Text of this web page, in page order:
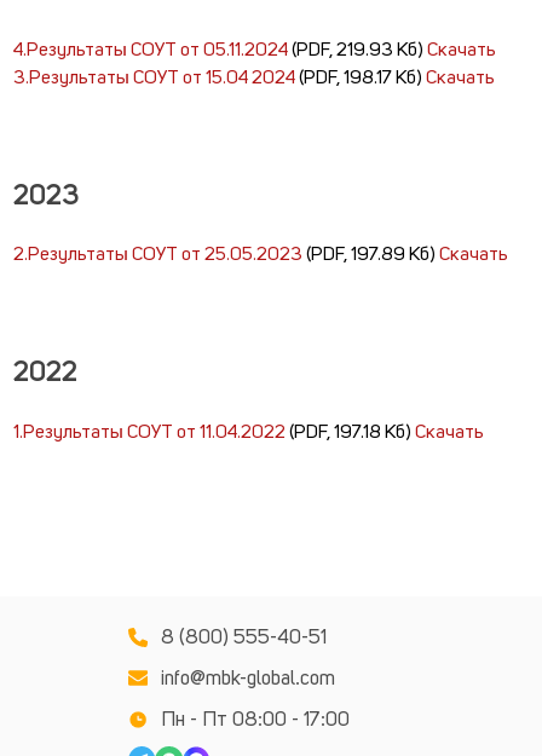
4.Результаты СОУТ от 05.11.2024(PDF, 219.93 Кб)Скачать
3.Результаты СОУТ от 15.04 2024(PDF, 198.17 Кб)Скачать
2023
2.Результаты СОУТ от 25.05.2023(PDF, 197.89 Кб)Скачать
2022
1.Результаты СОУТ от 11.04.2022(PDF, 197.18 Кб)Скачать
8 (800) 555-40-51
info@mbk-global.com
Пн - Пт 08:00 - 17:00